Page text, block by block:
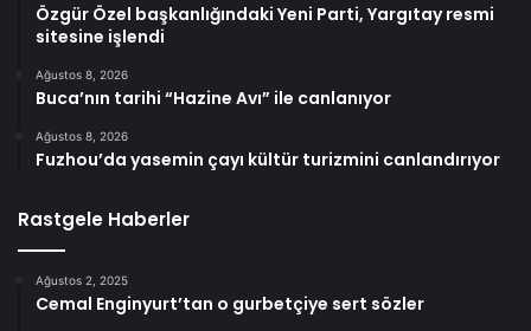
Özgür Özel başkanlığındaki Yeni Parti, Yargıtay resmi
sitesine işlendi
Ağustos 8, 2026
Buca’nın tarihi “Hazine Avı” ile canlanıyor
Ağustos 8, 2026
Fuzhou’da yasemin çayı kültür turizmini canlandırıyor
Rastgele Haberler
Ağustos 2, 2025
Cemal Enginyurt’tan o gurbetçiye sert sözler